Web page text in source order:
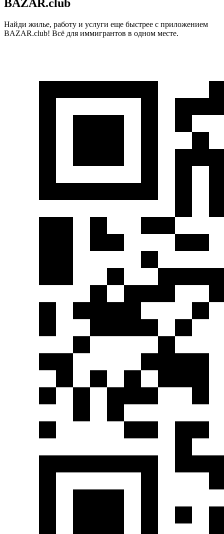
BAZAR.club
Найди жилье, работу и услуги еще быстрее с приложением
BAZAR.club! Всё для иммигрантов в одном месте.